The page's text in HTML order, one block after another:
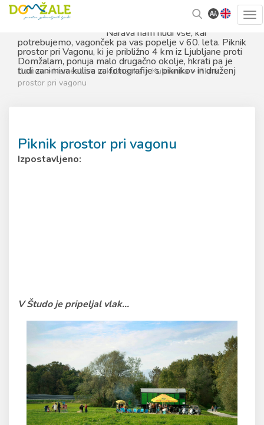
Skoči
na
Kazalo
strani
Domov>Namestitve in kulinarika>Kulinarika> Piknik
prostor pri vagonu
Piknik prostor pri vagonu
Izpostavljeno:
Narava nam nudi vse, kar
potrebujemo, vagonček pa vas popelje v 60. leta. Piknik
prostor pri Vagonu, ki je približno 4 km iz Ljubljane proti
Domžalam, ponuja malo drugačno okolje, hkrati pa je
tudi zanimiva kulisa za fotografije s piknikov in druženj
V Študo je pripeljal vlak...